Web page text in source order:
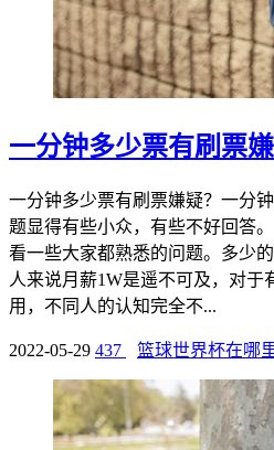
一分钟多少票有刷票嫌
一分钟多少票有刷票嫌疑？一分
题显得有些小众，有些不好回答
看一些大家都熟悉的问题。多少
人来说月薪1W是遥不可及，对于
用，不同人的认知完全不...
2022-05-29 437 篮球世界杯在哪